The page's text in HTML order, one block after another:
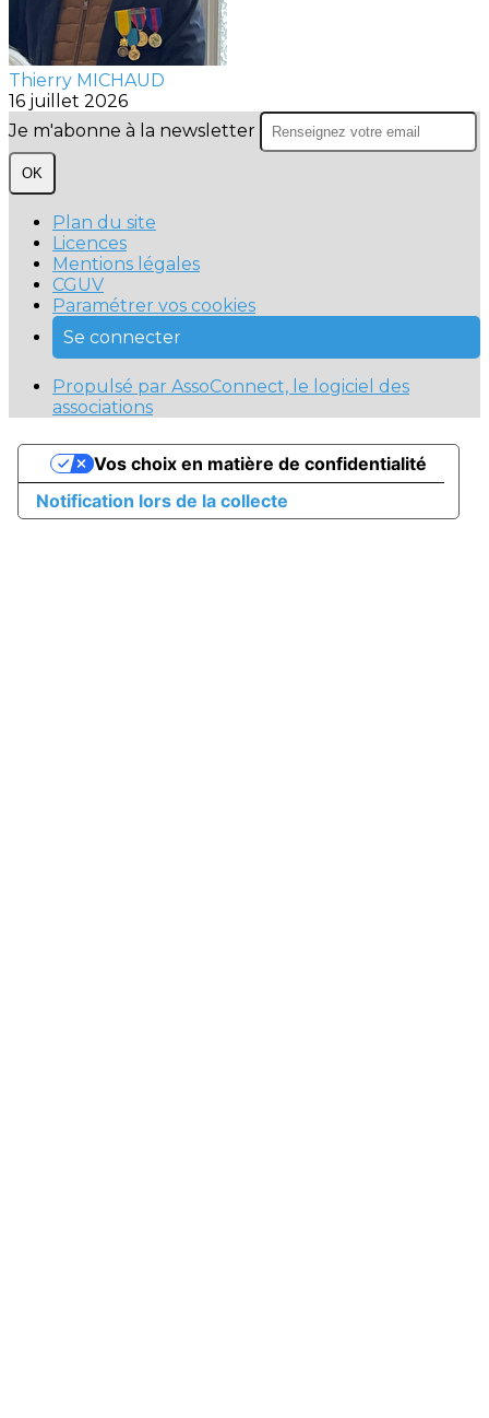
Thierry MICHAUD
16 juillet 2026
Je m'abonne à la newsletter
OK
Plan du site
Licences
Mentions légales
CGUV
Paramétrer vos cookies
Se connecter
Propulsé par AssoConnect, le logiciel des
associations
Notification lors de la collecte
Vos choix en matière de confidentialité